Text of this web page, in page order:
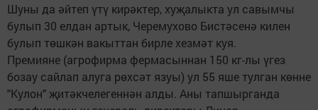
Шуны да әйтеп үтү кирәктер, хуҗалыкта ул савымчы
булып 30 елдан артык, Черемухово Бистәсенә килен
булып төшкән вакыттан бирле хезмәт куя.
Премияне (агрофирма фермасыннан 150 кг-лы үгез
бозау сайлап алуга рөхсәт язуы) ул 55 яше тулган көнне
"Кулон" җитәкчелегеннән алды. Аны тапшырганда